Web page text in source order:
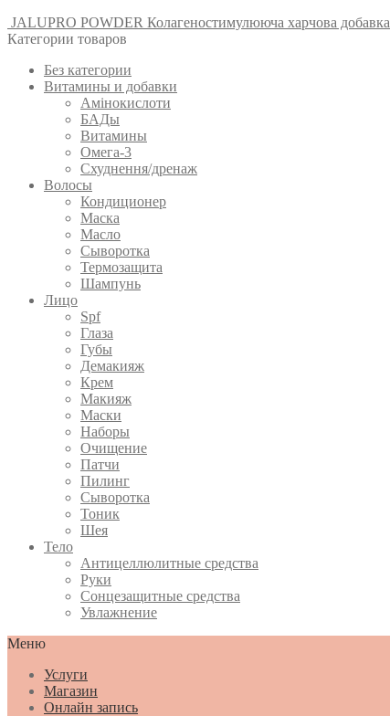
JALUPRO POWDER Колагеностимулююча харчова добавка
Категории товаров
Без категории
Витамины и добавки
Амінокислоти
БАДы
Витамины
Омега-3
Схуднення/дренаж
Волосы
Кондиционер
Маска
Масло
Сыворотка
Термозащита
Шампунь
Лицо
Spf
Глаза
Губы
Демакияж
Крем
Макияж
Маски
Наборы
Очищение
Патчи
Пилинг
Сыворотка
Тоник
Шея
Тело
Антицеллюлитные средства
Руки
Сонцезащитные средства
Увлажнение
Меню
Услуги
Магазин
Онлайн запись